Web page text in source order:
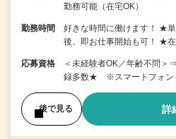
勤務可能（在宅OK）
勤務時間
好きな時間に働けます！ ★
後、即お仕事開始も可！ ★
応募資格
＜未経験者OK／年齢不問
録多数★ ※スマートフォン
後で見る 詳